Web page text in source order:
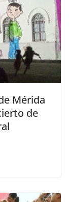
Mérida
de